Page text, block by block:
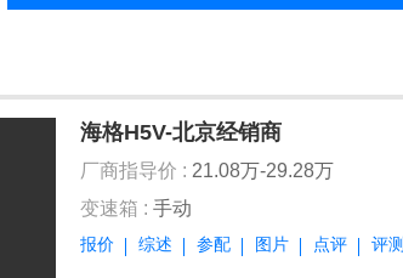
海格H5V-北京经销商
厂商指导价 : 21.08万-29.28万
变速箱 : 手动
报价 综述 参配 图片 点评 评测